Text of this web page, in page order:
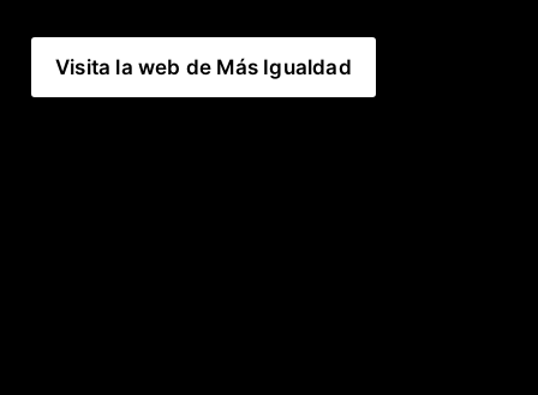
Visita la web de Más Igualdad